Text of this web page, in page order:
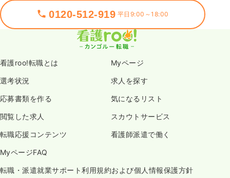
0120-512-919 平日9:00～18:00
看護roo!転職とは Myページ
選考状況 求人を探す
応募書類を作る 気になるリスト
閲覧した求人 スカウトサービス
転職応援コンテンツ 看護師派遣で働く
MyページFAQ
転職・派遣就業サポート利用規約および個人情報保護方針